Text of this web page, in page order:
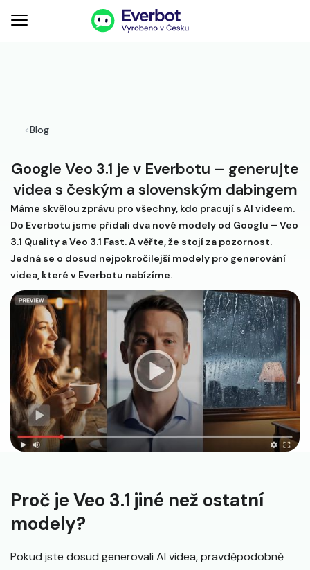
<Blog
Google Veo 3.1 je v Everbotu – generujte
videa s českým a slovenským dabingem
Máme skvělou zprávu pro všechny, kdo pracují s AI videem.
Do Everbotu jsme přidali dva nové modely od Googlu – Veo
3.1 Quality a Veo 3.1 Fast. A věřte, že stojí za pozornost.
Jedná se o dosud nejpokročilejší modely pro generování
videa, které v Everbotu nabízíme.
Proč je Veo 3.1 jiné než ostatní
modely?
Pokud jste dosud generovali AI videa, pravděpodobně